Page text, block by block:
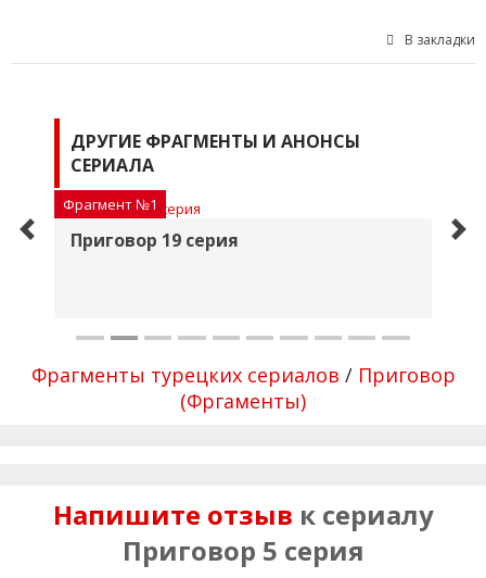
В закладки
ДРУГИЕ ФРАГМЕНТЫ И АНОНСЫ
СЕРИАЛА
Фрагмент №1
Приговор 19 серия
Фрагменты турецких сериалов / Приговор
(Фргаменты)
Напишите отзыв к сериалу
Приговор 5 серия